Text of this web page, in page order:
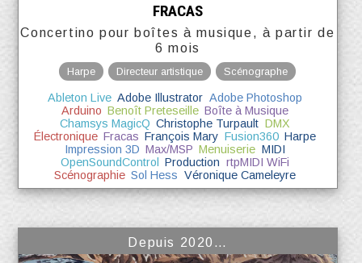
FRACAS
Concertino pour boîtes à musique, à partir de
6 mois
Harpe Directeur artistique Scénographe
Ableton Live Adobe Illustrator Adobe Photoshop
Arduino Benoît Preteseille Boîte à Musique
Chamsys MagicQ Christophe Turpault DMX
Électronique Fracas François Mary Fusion360 Harpe
Impression 3D Max/MSP Menuiserie MIDI
OpenSoundControl
Production rtpMIDI WiFi
Scénographie Sol Hess Véronique Cameleyre
Depuis 2020…